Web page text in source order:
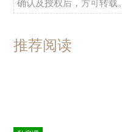
确认及授权后，方可转载。
推荐阅读